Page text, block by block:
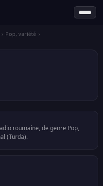
› Pop, variété ›
roumaine, de genre Pop,
(Turda).